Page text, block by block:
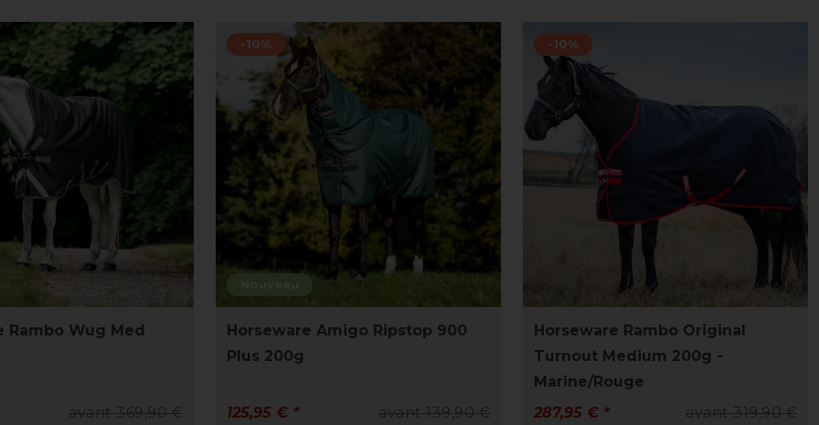
Rambo Wug Med
avant 369,90 €
Nouveau
-10%
Horseware Amigo Ripstop 900
Plus 200g
avant 139,90 €
125,95 € *
-10%
Horseware Rambo Original
Turnout Medium 200g -
Marine/Rouge
avant 319,90 €
287,95 € *